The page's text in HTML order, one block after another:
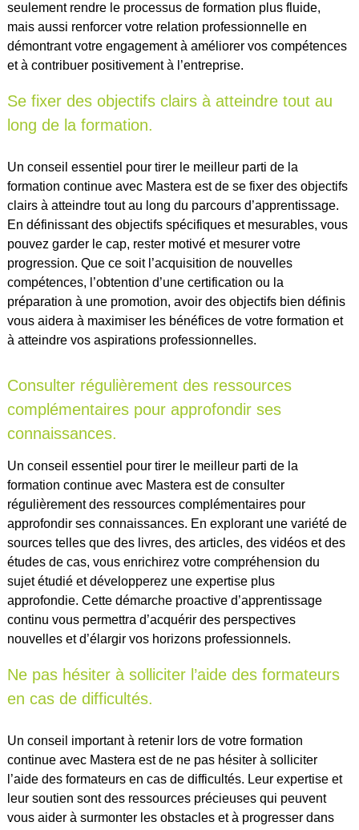
seulement rendre le processus de formation plus fluide,
mais aussi renforcer votre relation professionnelle en
démontrant votre engagement à améliorer vos compétences
et à contribuer positivement à l’entreprise.
Se fixer des objectifs clairs à atteindre tout au
long de la formation.
Un conseil essentiel pour tirer le meilleur parti de la
formation continue avec Mastera est de se fixer des objectifs
clairs à atteindre tout au long du parcours d’apprentissage.
En définissant des objectifs spécifiques et mesurables, vous
pouvez garder le cap, rester motivé et mesurer votre
progression. Que ce soit l’acquisition de nouvelles
compétences, l’obtention d’une certification ou la
préparation à une promotion, avoir des objectifs bien définis
vous aidera à maximiser les bénéfices de votre formation et
à atteindre vos aspirations professionnelles.
Consulter régulièrement des ressources
complémentaires pour approfondir ses
connaissances.
Un conseil essentiel pour tirer le meilleur parti de la
formation continue avec Mastera est de consulter
régulièrement des ressources complémentaires pour
approfondir ses connaissances. En explorant une variété de
sources telles que des livres, des articles, des vidéos et des
études de cas, vous enrichirez votre compréhension du
sujet étudié et développerez une expertise plus
approfondie. Cette démarche proactive d’apprentissage
continu vous permettra d’acquérir des perspectives
nouvelles et d’élargir vos horizons professionnels.
Ne pas hésiter à solliciter l’aide des formateurs
en cas de difficultés.
Un conseil important à retenir lors de votre formation
continue avec Mastera est de ne pas hésiter à solliciter
l’aide des formateurs en cas de difficultés. Leur expertise et
leur soutien sont des ressources précieuses qui peuvent
vous aider à surmonter les obstacles et à progresser dans